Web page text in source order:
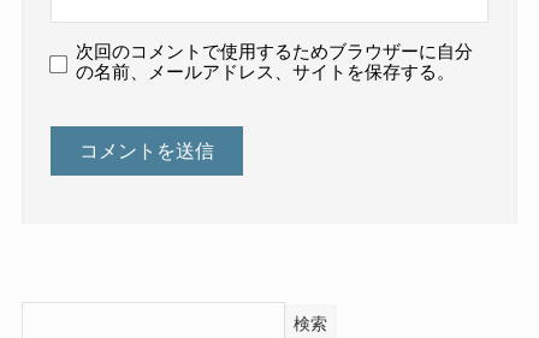
次回のコメントで使用するためブラウザーに自分
の名前、メールアドレス、サイトを保存する。
検索